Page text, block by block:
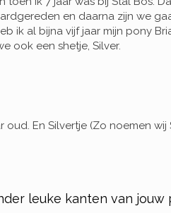
en daarna zijn we
ik al bijna vijf jaar mijn pony
ook een shetje, Silver.
oud. En Silvertje (Zo noemen
leuke kanten van jouw